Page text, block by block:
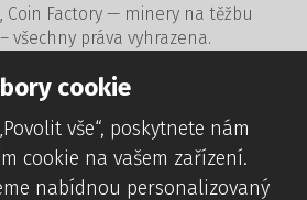
Coin Factory — minery na těžbu
všechny práva vyhrazena.
redakční a rezervační systémy
agentura CREATION.CZ
cookie
vše“, poskytnete nám
cookie na vašem zařízení.
nabídnou personalizovaný